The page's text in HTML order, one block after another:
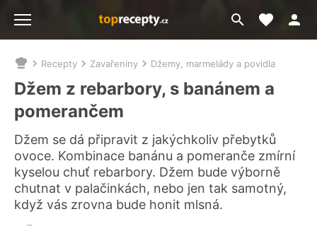
Přejít
na
Moje
Nacházíte
se
zde:
Recepty Zavařeniny Džemy, marmelády a povidla
Džem z rebarbory, s banánem a
pomerančem
Džem se dá připravit z jakýchkoliv přebytků
ovoce. Kombinace banánu a pomeranče zmírní
kyselou chuť rebarbory. Džem bude výborně
chutnat v palačinkách, nebo jen tak samotný,
když vás zrovna bude honit mlsná.